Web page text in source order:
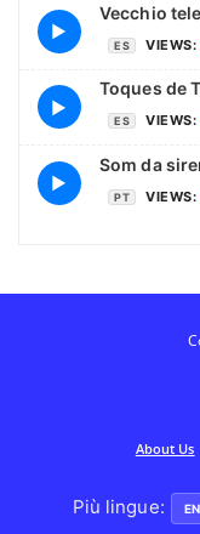
▶
Vecchio
ES VIEWS:
▶
Toques de
ES VIEWS:
▶
Som da
PT VIEWS:
Аbout Us
Più lingue: EN